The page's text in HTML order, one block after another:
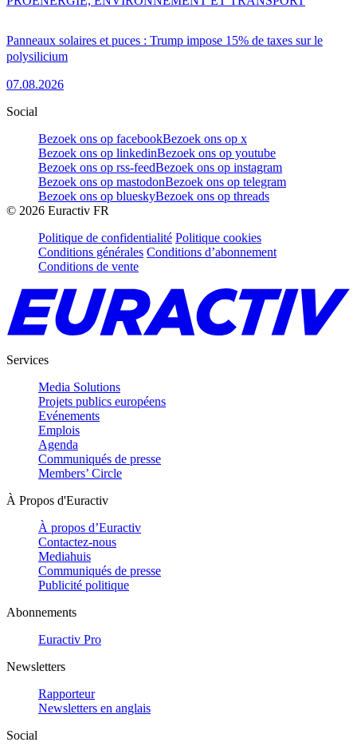
Panneaux solaires et puces : Trump impose 15% de taxes sur le
polysilicium
07.08.2026
Social
Bezoek ons op facebookBezoek ons op x
Bezoek ons op linkedinBezoek ons op youtube
Bezoek ons op rss-feedBezoek ons op instagram
Bezoek ons op mastodonBezoek ons op telegram
Bezoek ons op blueskyBezoek ons op threads
© 2026 Euractiv FR
Politique de confidentialité Politique cookies
Conditions générales Conditions d’abonnement
Conditions de vente
Services
Media Solutions
Projets publics européens
Evénements
Emplois
Agenda
Communiqués de presse
Members’ Circle
À Propos d'Euractiv
À propos d’Euractiv
Contactez-nous
Mediahuis
Communiqués de presse
Publicité politique
Abonnements
Euractiv Pro
Newsletters
Rapporteur
Newsletters en anglais
Social